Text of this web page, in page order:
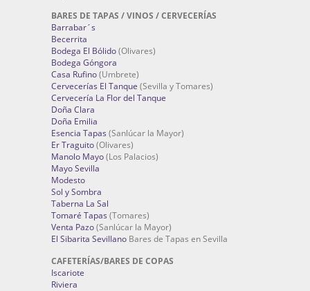
BARES DE TAPAS / VINOS / CERVECERÍAS
Barrabar´s
Becerrita
Bodega El Bólido(Olivares)
Bodega Góngora
Casa Rufino(Umbrete)
Cervecerías El Tanque (Sevilla y Tomares)
Cervecería La Flor del Tanque
Doña Clara
Doña Emilia
Esencia Tapas (Sanlúcar la Mayor)
Er Traguito(Olivares)
Manolo Mayo(Los Palacios)
Mayo Sevilla
Modesto
Sol y Sombra
Taberna La Sal
Tomaré Tapas (Tomares)
Venta Pazo(Sanlúcar la Mayor)
El Sibarita Sevillano Bares de Tapas en Sevilla
CAFETERÍAS/BARES DE COPAS
Iscariote
Riviera